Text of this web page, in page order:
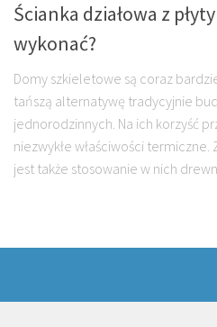
Ścianka działowa z
wykonać?
Domy szkieletowe są coraz
tańszą alternatywę tradycyjnie
jednorodzinnych. Na ich korzyść
niezwykłe właściwości
jest także stosowanie w nich